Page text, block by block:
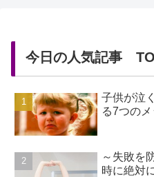
今日の人気記事
子供が泣
る7つの
～失敗を
時に絶対